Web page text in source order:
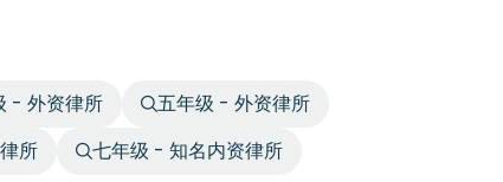
- 外资律所
五年级 - 外资律所
所 七年级 - 知名内资律所